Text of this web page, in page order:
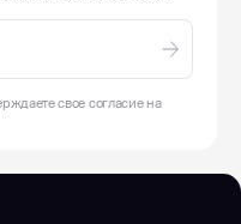
свое согласие на